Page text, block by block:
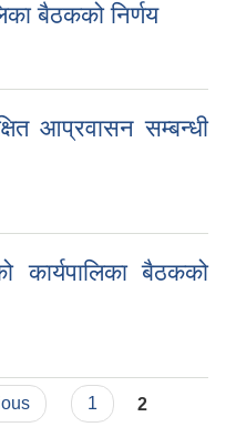
बैठकको निर्णय
आप्रवासन सम्बन्धी
बैठकको
1 2